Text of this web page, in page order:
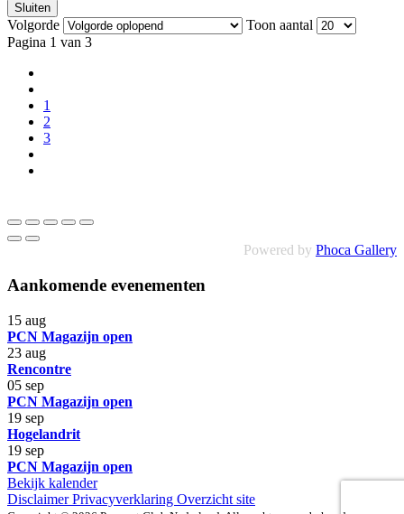
Sluiten
Volgorde
Toon aantal
Pagina 1 van 3
1
2
3
Powered by Phoca Gallery
Aankomende evenementen
15 aug
PCN Magazijn open
23 aug
Rencontre
05 sep
PCN Magazijn open
19 sep
Hogelandrit
19 sep
PCN Magazijn open
Bekijk kalender
DisclaimerPrivacyverklaring Overzicht site